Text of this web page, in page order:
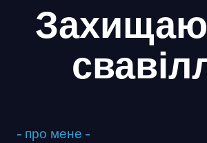
Захищаю
- про мене -